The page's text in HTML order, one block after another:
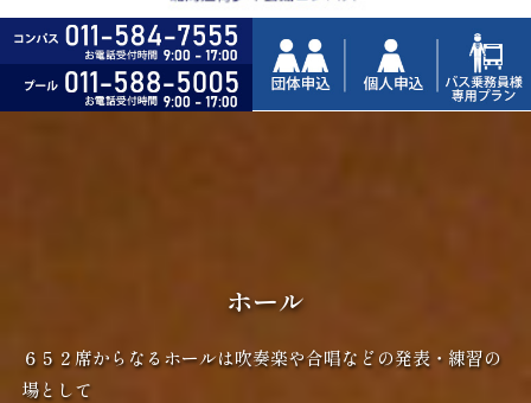
ホール
６５２席からなるホールは吹奏楽や合唱などの発表・練習の
場として